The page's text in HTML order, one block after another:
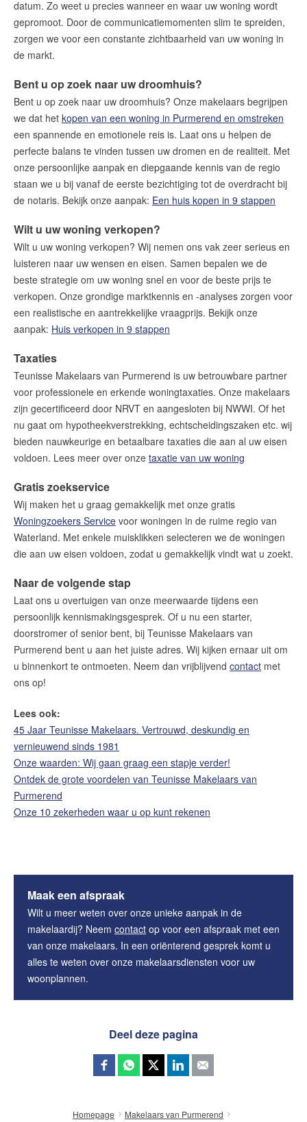
datum. Zo weet u precies wanneer en waar uw woning wordt
gepromoot. Door de communicatiemomenten slim te spreiden,
zorgen we voor een constante zichtbaarheid van uw woning in
de markt.
Bent u op zoek naar uw droomhuis?
Bent u op zoek naar uw droomhuis? Onze makelaars begrijpen
we dat het kopen van een woning in Purmerend en omstreken
een spannende en emotionele reis is. Laat ons u helpen de
perfecte balans te vinden tussen uw dromen en de realiteit. Met
onze persoonlijke aanpak en diepgaande kennis van de regio
staan we u bij vanaf de eerste bezichtiging tot de overdracht bij
de notaris. Bekijk onze aanpak: Een huis kopen in 9 stappen
Wilt u uw woning verkopen?
Wilt u uw woning verkopen? Wij nemen ons vak zeer serieus en
luisteren naar uw wensen en eisen. Samen bepalen we de
beste strategie om uw woning snel en voor de beste prijs te
verkopen. Onze grondige marktkennis en -analyses zorgen voor
een realistische en aantrekkelijke vraagprijs. Bekijk onze
aanpak: Huis verkopen in 9 stappen
Taxaties
Teunisse Makelaars van Purmerend is uw betrouwbare partner
voor professionele en erkende woningtaxaties. Onze makelaars
zijn gecertificeerd door NRVT en aangesloten bij NWWI. Of het
nu gaat om hypotheekverstrekking, echtscheidingszaken etc. wij
bieden nauwkeurige en betaalbare taxaties die aan al uw eisen
voldoen. Lees meer over onze taxatie van uw woning
Gratis zoekservice
Wij maken het u graag gemakkelijk met onze gratis
Woningzoekers Service voor woningen in de ruime regio van
Waterland. Met enkele muisklikken selecteren we de woningen
die aan uw eisen voldoen, zodat u gemakkelijk vindt wat u zoekt.
Naar de volgende stap
Laat ons u overtuigen van onze meerwaarde tijdens een
persoonlijk kennismakingsgesprek. Of u nu een starter,
doorstromer of senior bent, bij Teunisse Makelaars van
Purmerend bent u aan het juiste adres. Wij kijken ernaar uit om
u binnenkort te ontmoeten. Neem dan vrijblijvend contact met
ons op!
Lees ook:
45 Jaar Teunisse Makelaars. Vertrouwd, deskundig en
vernieuwend sinds 1981
Onze waarden: Wij gaan graag een stapje verder!
Ontdek de grote voordelen van Teunisse Makelaars van
Purmerend
Onze 10 zekerheden waar u op kunt rekenen
Maak een afspraak
Wilt u meer weten over onze unieke aanpak in de
makelaardij? Neem contact op voor een afspraak met een
van onze makelaars. In een oriënterend gesprek komt u
alles te weten over onze makelaarsdiensten voor uw
woonplannen.
Deel deze pagina
Homepage
Makelaars van Purmerend